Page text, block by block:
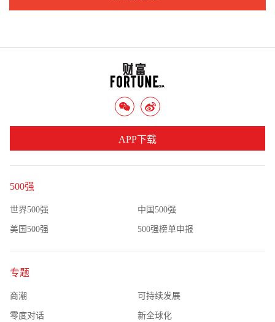
500强
世界500强 中国500强
美国500强 500强榜单申报
专题
商潮 可持续发展
零度对话 新全球化
APP下载